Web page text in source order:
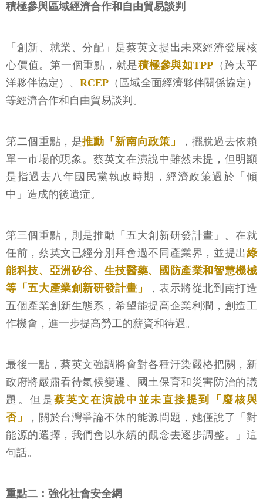
積極參與區域經濟合作和自由貿易談判
「創新、就業、分配」是蔡英文提出未來經濟發展核
心價值。第一個重點，就是積極參與如TPP（跨太平
洋夥伴協定）、RCEP （區域全面經濟夥伴關係協定）
等經濟合作和自由貿易談判。
第二個重點，是推動「新南向政策」
，擺脫過去依賴
單一市場的現象。蔡英文在演說中雖然未提，但明顯
是指過去八年國民黨執政時期，經濟政策過於「傾
中」造成的後遺症。
第三個重點，則是推動「五大創新研發計畫」。在就
任前，蔡英文已經分別拜會過不同產業界，並提出綠
能科技、亞洲矽谷、生技醫藥、國防產業和智慧機械
等「五大產業創新研發計畫」
，表示將從北到南打造
五個產業創新生態系，希望能提高企業利潤，創造工
作機會，進一步提高勞工的薪資和待遇。
最後一點，蔡英文強調將會對各種汙染嚴格把關，新
政府將嚴肅看待氣候變遷、國土保育和災害防治的議
題。但是蔡英文在演說中並未直接提到「廢核與
否」
，關於台灣爭論不休的能源問題，她僅說了「對
能源的選擇，我們會以永續的觀念去逐步調整。」這
句話。
重點二：強化社會安全網